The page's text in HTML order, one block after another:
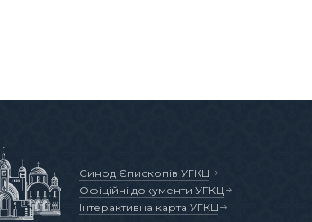
Синод Єпископів УГКЦ
Офіційні документи УГКЦ
Інтерактивна карта УГКЦ